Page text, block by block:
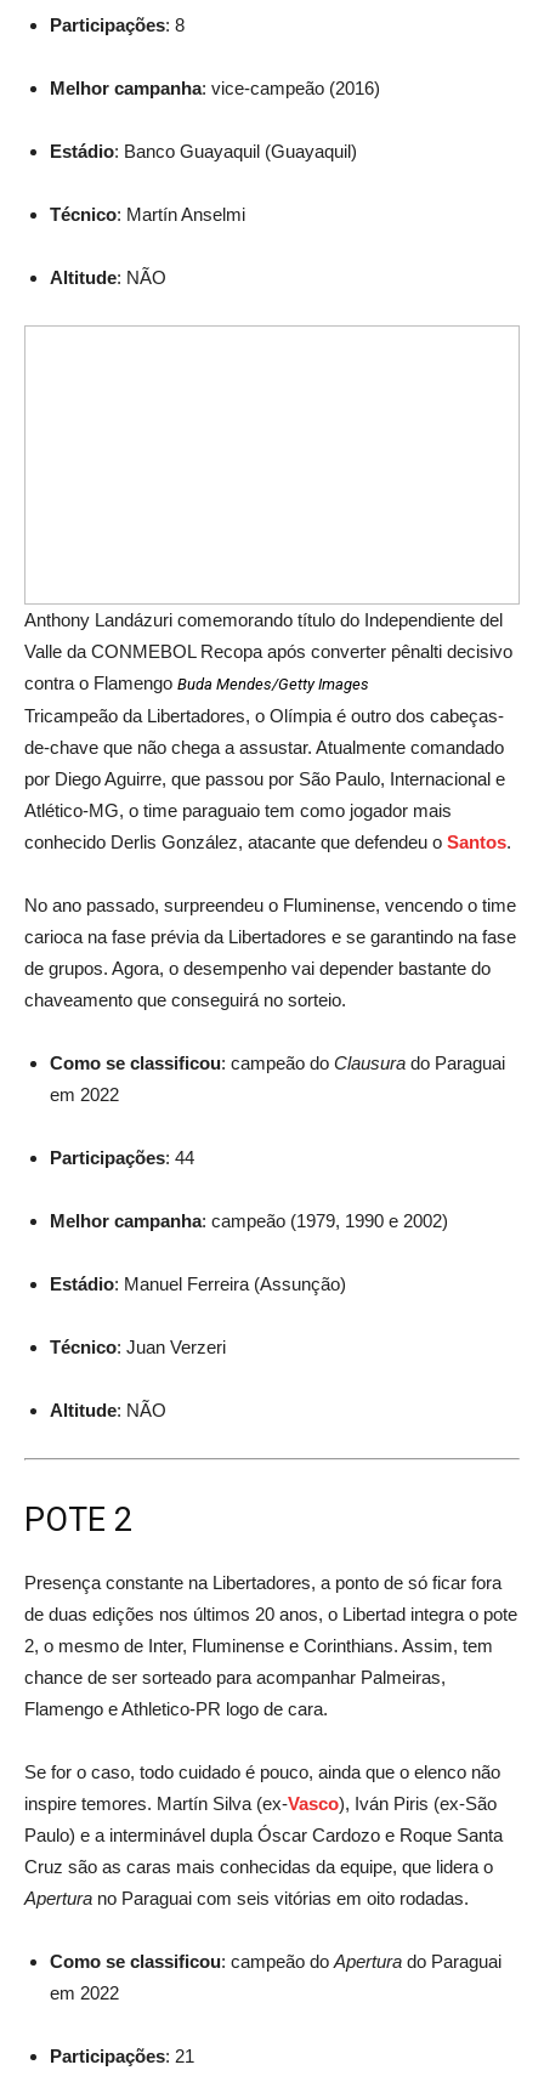
Participações: 8
Melhor campanha: vice-campeão (2016)
Estádio: Banco Guayaquil (Guayaquil)
Técnico: Martín Anselmi
Altitude: NÃO
Anthony Landázuri comemorando título do Independiente del
Valle da CONMEBOL Recopa após converter pênalti decisivo
contra o Flamengo Buda Mendes/Getty Images
Tricampeão da Libertadores, o Olímpia é outro dos cabeças-
de-chave que não chega a assustar. Atualmente comandado
por Diego Aguirre, que passou por São Paulo, Internacional e
Atlético-MG, o time paraguaio tem como jogador mais
conhecido Derlis González, atacante que defendeu o Santos.
No ano passado, surpreendeu o Fluminense, vencendo o time
carioca na fase prévia da Libertadores e se garantindo na fase
de grupos. Agora, o desempenho vai depender bastante do
chaveamento que conseguirá no sorteio.
Como se classificou: campeão do Clausura do Paraguai
em 2022
Participações: 44
Melhor campanha: campeão (1979, 1990 e 2002)
Estádio: Manuel Ferreira (Assunção)
Técnico: Juan Verzeri
Altitude: NÃO
POTE 2
Presença constante na Libertadores, a ponto de só ficar fora
de duas edições nos últimos 20 anos, o Libertad integra o pote
2, o mesmo de Inter, Fluminense e Corinthians. Assim, tem
chance de ser sorteado para acompanhar Palmeiras,
Flamengo e Athletico-PR logo de cara.
Se for o caso, todo cuidado é pouco, ainda que o elenco não
inspire temores. Martín Silva (ex-Vasco), Iván Piris (ex-São
Paulo) e a interminável dupla Óscar Cardozo e Roque Santa
Cruz são as caras mais conhecidas da equipe, que lidera o
Apertura no Paraguai com seis vitórias em oito rodadas.
Como se classificou: campeão do Apertura do Paraguai
em 2022
Participações: 21